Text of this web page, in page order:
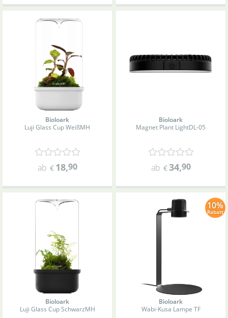
Bioloark
Luji Glass Cup WeißMH
ab € 18,90
Bioloark
Magnet Plant LightDL-05
ab €34,90
Bioloark
Luji Glass Cup SchwarzMH
10%
Rabatt
Bioloark
Wabi-Kusa Lampe TF